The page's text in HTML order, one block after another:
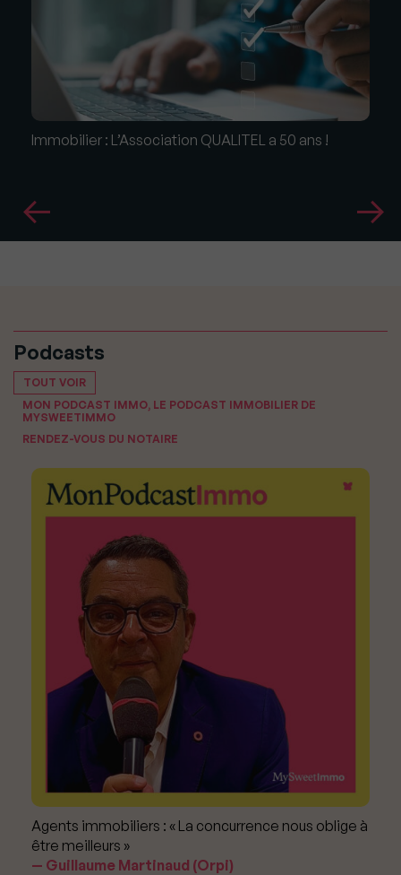
Immobilier : L’Association QUALITEL a 50 ans !
Podcasts
TOUT VOIR
MON PODCAST IMMO, LE PODCAST IMMOBILIER DE
MYSWEETIMMO
RENDEZ-VOUS DU NOTAIRE
Agents immobiliers : « La concurrence nous oblige à
être meilleurs »
Guillaume Martinaud (Orpi)